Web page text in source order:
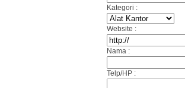
Kategori :
Website :
Nama :
Telp/HP :